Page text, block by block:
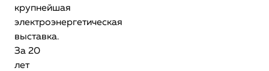
крупнейшая
электроэнергетическая
выставка.
За 20
лет